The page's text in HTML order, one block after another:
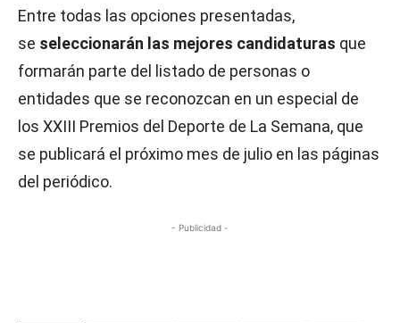
Entre todas las opciones presentadas,
se seleccionarán las mejores candidaturas que
formarán parte del listado de personas o
entidades que se reconozcan en un especial de
los XXIII Premios del Deporte de La Semana, que
se publicará el próximo mes de julio en las páginas
del periódico.
- Publicidad -